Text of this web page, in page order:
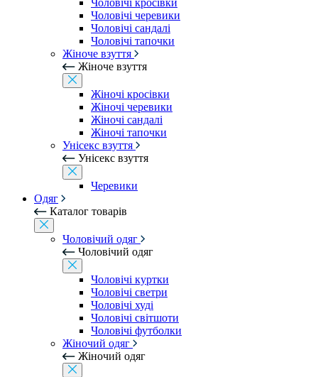
Чоловічі кросівки
Чоловічі черевики
Чоловічі сандалі
Чоловічі тапочки
Жіноче взуття
Жіноче взуття
Жіночі кросівки
Жіночі черевики
Жіночі сандалі
Жіночі тапочки
Унісекс взуття
Унісекс взуття
Черевики
Одяг
Каталог товарів
Чоловічий одяг
Чоловічий одяг
Чоловічі куртки
Чоловічі светри
Чоловічі худі
Чоловічі світшоти
Чоловічі футболки
Жіночий одяг
Жіночий одяг